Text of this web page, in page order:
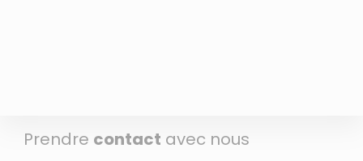
Prendre contact avec nous